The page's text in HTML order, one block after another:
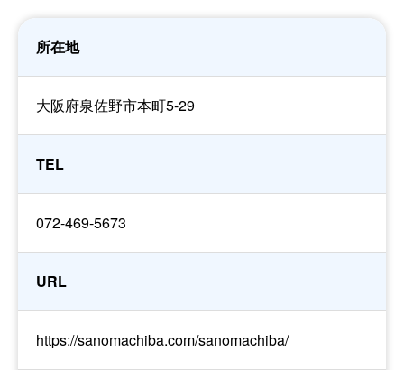
所在地
大阪府泉佐野市本町5-29
TEL
072-469-5673
URL
https://sanomachiba.com/sanomachiba/